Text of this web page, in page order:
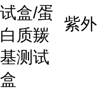
试盒/蛋
白质羰
基测试
盒
紫